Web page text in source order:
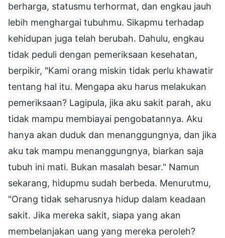
berharga, statusmu terhormat, dan engkau jauh
lebih menghargai tubuhmu. Sikapmu terhadap
kehidupan juga telah berubah. Dahulu, engkau
tidak peduli dengan pemeriksaan kesehatan,
berpikir, "Kami orang miskin tidak perlu khawatir
tentang hal itu. Mengapa aku harus melakukan
pemeriksaan? Lagipula, jika aku sakit parah, aku
tidak mampu membiayai pengobatannya. Aku
hanya akan duduk dan menanggungnya, dan jika
aku tak mampu menanggungnya, biarkan saja
tubuh ini mati. Bukan masalah besar." Namun
sekarang, hidupmu sudah berbeda. Menurutmu,
"Orang tidak seharusnya hidup dalam keadaan
sakit. Jika mereka sakit, siapa yang akan
membelanjakan uang yang mereka peroleh?